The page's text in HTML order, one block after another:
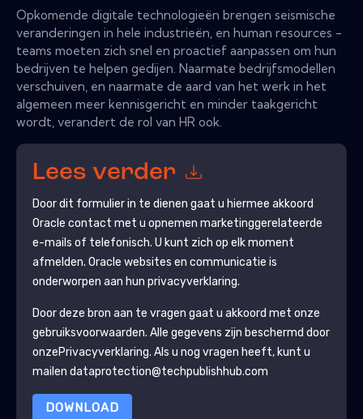
Opkomende digitale technologieën brengen seismische
veranderingen in hele industrieën, en human resources -
teams moeten zich snel en proactief aanpassen om hun
bedrijven te helpen gedijen. Naarmate bedrijfsmodellen
verschuiven, en naarmate de aard van het werk in het
algemeen meer kennisgericht en minder taakgericht
wordt, verandert de rol van HR ook.
Lees verder
Door dit formulier in te dienen gaat u hiermee akkoord
Oracle contact met u opnemen marketinggerelateerde
e-mails of telefonisch. U kunt zich op elk moment
afmelden. Oracle websites en communicatie is
onderworpen aan hun privacyverklaring.
Door deze bron aan te vragen gaat u akkoord met onze
gebruiksvoorwaarden. Alle gegevens zijn beschermd door
onzePrivacyverklaring. Als u nog vragen heeft, kunt u
mailen dataprotection@techpublishhub.com
DOWNLOAD